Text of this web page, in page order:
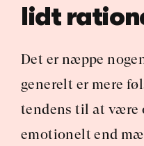
lidt
Det er næppe
generelt er mere
tendens til at være
emotionelt end